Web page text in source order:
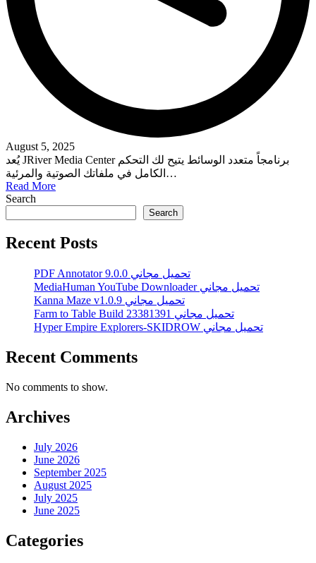
August 5, 2025
يُعد JRiver Media Center برنامجاً متعدد الوسائط يتيح لك التحكم
الكامل في ملفاتك الصوتية والمرئية…
Read More
Search
Search
Recent Posts
PDF Annotator 9.0.0 تحميل مجاني
MediaHuman YouTube Downloader تحميل مجاني
Kanna Maze v1.0.9 تحميل مجاني
Farm to Table Build 23381391 تحميل مجاني
Hyper Empire Explorers-SKIDROW تحميل مجاني
Recent Comments
No comments to show.
Archives
July 2026
June 2026
September 2025
August 2025
July 2025
June 2025
Categories